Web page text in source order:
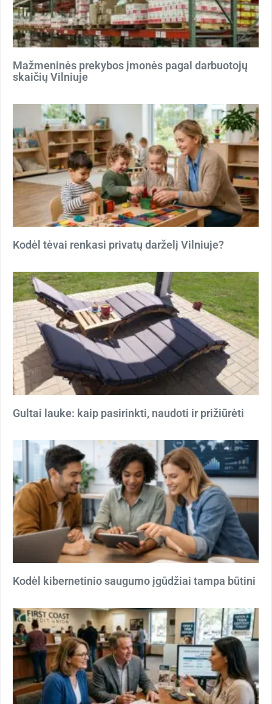
Mažmeninės prekybos įmonės pagal darbuotojų
skaičių Vilniuje
Kodėl tėvai renkasi privatų darželį Vilniuje?
Gultai lauke: kaip pasirinkti, naudoti ir prižiūrėti
Kodėl kibernetinio saugumo įgūdžiai tampa būtini